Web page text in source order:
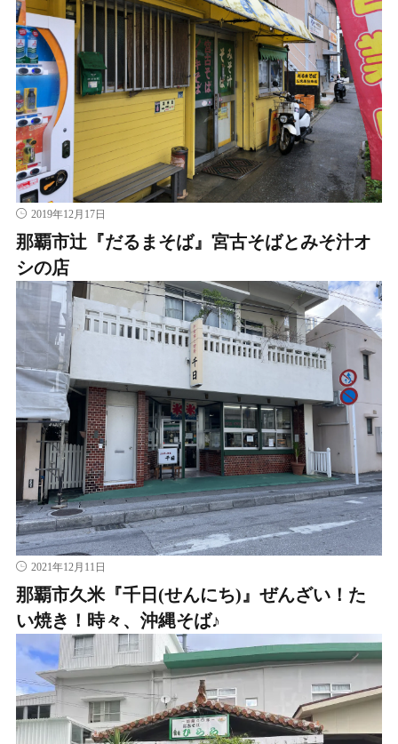
2019年12月17日
那覇市辻『だるまそば』宮古そばとみそ汁オ
シの店
2021年12月11日
那覇市久米『千日(せんにち)』ぜんざい！た
い焼き！時々、沖縄そば♪